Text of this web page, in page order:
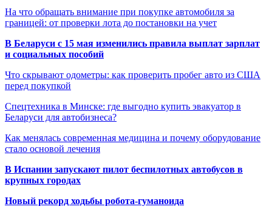
На что обращать внимание при покупке автомобиля за
границей: от проверки лота до постановки на учет
В Беларуси с 15 мая изменились правила выплат зарплат
и социальных пособий
Что скрывают одометры: как проверить пробег авто из США
перед покупкой
Спецтехника в Минске: где выгодно купить эвакуатор в
Беларуси для автобизнеса?
Как менялась современная медицина и почему оборудование
стало основой лечения
В Испании запускают пилот беспилотных автобусов в
крупных городах
Новый рекорд ходьбы робота-гуманоида